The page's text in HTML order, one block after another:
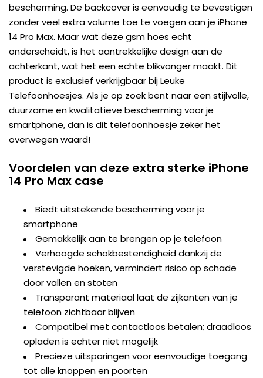
bescherming. De backcover is eenvoudig te bevestigen
zonder veel extra volume toe te voegen aan je iPhone
14 Pro Max. Maar wat deze gsm hoes echt
onderscheidt, is het aantrekkelijke design aan de
achterkant, wat het een echte blikvanger maakt. Dit
product is exclusief verkrijgbaar bij Leuke
Telefoonhoesjes. Als je op zoek bent naar een stijlvolle,
duurzame en kwalitatieve bescherming voor je
smartphone, dan is dit telefoonhoesje zeker het
overwegen waard!
Voordelen van deze extra sterke iPhone
14 Pro Max case
Biedt uitstekende bescherming voor je
smartphone
Gemakkelijk aan te brengen op je telefoon
Verhoogde schokbestendigheid dankzij de
verstevigde hoeken, vermindert risico op schade
door vallen en stoten
Transparant materiaal laat de zijkanten van je
telefoon zichtbaar blijven
Compatibel met contactloos betalen; draadloos
opladen is echter niet mogelijk
Precieze uitsparingen voor eenvoudige toegang
tot alle knoppen en poorten